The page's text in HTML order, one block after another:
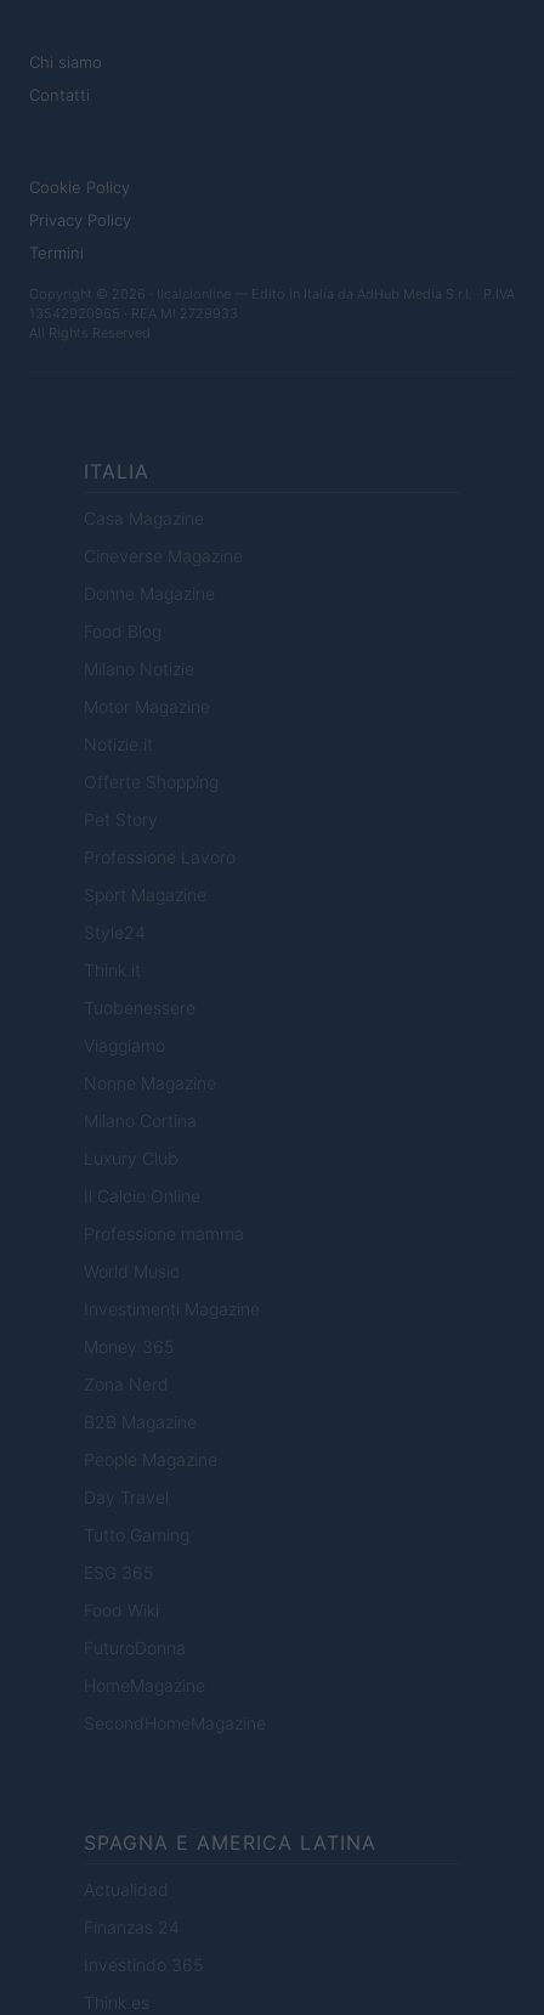
Chi siamo
Contatti
Cookie Policy
Privacy Policy
Termini
Copyright © 2026 · Ilcalcionline — Edito in Italia da AdHub Media S.r.l. · P.IVA
13542920965 · REA MI 2729933
All Rights Reserved
ITALIA
Casa Magazine
Cineverse Magazine
Donne Magazine
Food Blog
Milano Notizie
Motor Magazine
Notizie.it
Offerte Shopping
Pet Story
Professione Lavoro
Sport Magazine
Style24
Think.it
Tuobenessere
Viaggiamo
Nonne Magazine
Milano Cortina
Luxury Club
Il Calcio Online
Professione mamma
World Music
Investimenti Magazine
Money 365
Zona Nerd
B2B Magazine
People Magazine
Day Travel
Tutto Gaming
ESG 365
Food Wiki
FuturoDonna
HomeMagazine
SecondHomeMagazine
SPAGNA E AMERICA LATINA
Actualidad
Finanzas 24
Investindo 365
Think.es